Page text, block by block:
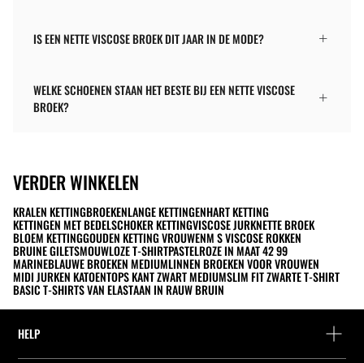
IS EEN NETTE VISCOSE BROEK DIT JAAR IN DE MODE?
WELKE SCHOENEN STAAN HET BESTE BIJ EEN NETTE VISCOSE
BROEK?
VERDER WINKELEN
KRALEN KETTINGBROEKENLANGE KETTINGENHART KETTING
KETTINGEN MET BEDELSCHOKER KETTINGVISCOSE JURKNETTE BROEK
BLOEM KETTINGGOUDEN KETTING VROUWENM S VISCOSE ROKKEN
BRUINE GILETSMOUWLOZE T-SHIRTPASTELROZE IN MAAT 42 99
MARINEBLAUWE BROEKEN MEDIUMLINNEN BROEKEN VOOR VROUWEN
MIDI JURKEN KATOENTOPS KANT ZWART MEDIUMSLIM FIT ZWARTE T-SHIRT
BASIC T-SHIRTS VAN ELASTAAN IN RAUW BRUIN
HELP